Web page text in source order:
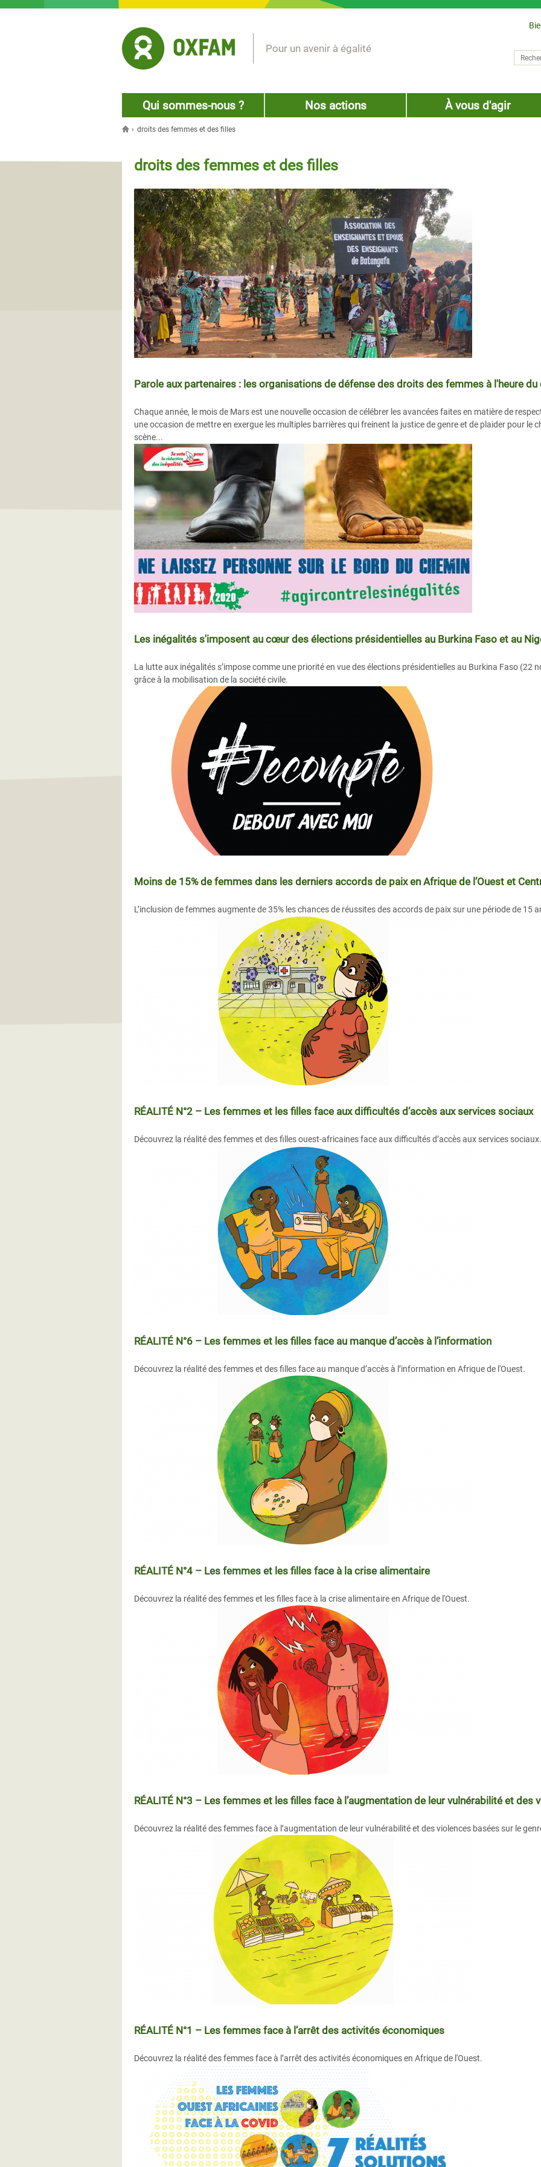
Pour un avenir à égalité
Qui sommes-nous ? Nos actions À vous d'agir
› droits des femmes et des filles
droits des femmes et des filles
Parole aux partenaires : les organisations de défense des droits des femmes à l'heure
Chaque année, le mois de Mars est une nouvelle occasion de célébrer les avancées faites en matière de
une occasion de mettre en exergue les multiples barrières qui freinent la justice de genre et de plaider pour le
scène...
Les inégalités s'imposent au cœur des élections présidentielles au Burkina Faso et au
La lutte aux inégalités s’impose comme une priorité en vue des élections présidentielles au Burkina Faso (22
grâce à la mobilisation de la société civile.
Moins de 15% de femmes dans les derniers accords de paix en Afrique de l’Ouest et
L’inclusion de femmes augmente de 35% les chances de réussites des accords de paix sur une période de 15
RÉALITÉ N°2 – Les femmes et les filles face aux difficultés d’accès aux services sociaux
Découvrez la réalité des femmes et des filles ouest-africaines face aux difficultés d’accès aux services sociaux.
RÉALITÉ N°6 – Les femmes et les filles face au manque d’accès à l’information
Découvrez la réalité des femmes et des filles face au manque d’accès à l’information en Afrique de l'Ouest.
RÉALITÉ N°4 – Les femmes et les filles face à la crise alimentaire
Découvrez la réalité des femmes et les filles face à la crise alimentaire en Afrique de l'Ouest.
RÉALITÉ N°3 – Les femmes et les filles face à l’augmentation de leur vulnérabilité et des
Découvrez la réalité des femmes face à l’augmentation de leur vulnérabilité et des violences basées sur le
RÉALITÉ N°1 – Les femmes face à l’arrêt des activités économiques
Découvrez la réalité des femmes face à l’arrêt des activités économiques en Afrique de l'Ouest.